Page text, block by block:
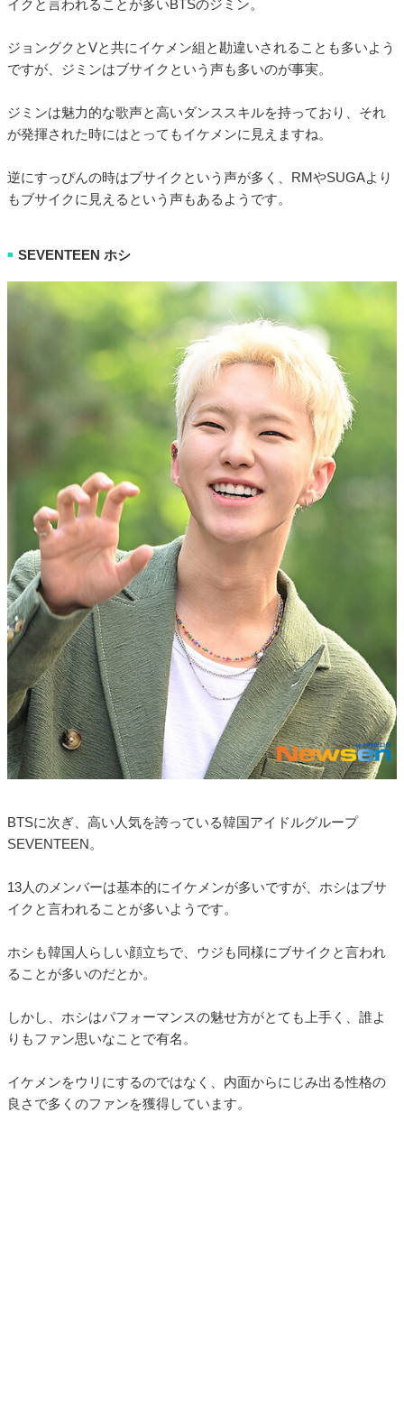
イクと言われることが多いBTSのジミン。
ジョングクとVと共にイケメン組と勘違いされることも多いよう
ですが、ジミンはブサイクという声も多いのが事実。
ジミンは魅力的な歌声と高いダンススキルを持っており、それ
が発揮された時にはとってもイケメンに見えますね。
逆にすっぴんの時はブサイクという声が多く、RMやSUGAより
もブサイクに見えるという声もあるようです。
■ SEVENTEEN ホシ
BTSに次ぎ、高い人気を誇っている韓国アイドルグループ
SEVENTEEN。
13人のメンバーは基本的にイケメンが多いですが、ホシはブサ
イクと言われることが多いようです。
ホシも韓国人らしい顔立ちで、ウジも同様にブサイクと言われ
ることが多いのだとか。
しかし、ホシはパフォーマンスの魅せ方がとても上手く、誰よ
りもファン思いなことで有名。
イケメンをウリにするのではなく、内面からにじみ出る性格の
良さで多くのファンを獲得しています。